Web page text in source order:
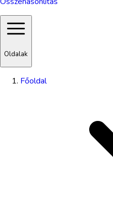
Oldalak
Főoldal